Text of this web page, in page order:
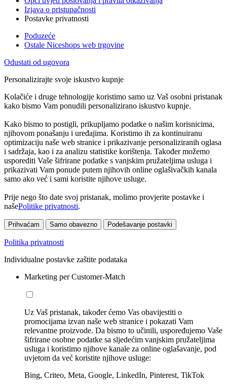
Izjava o pristupačnosti
Postavke privatnosti
Poduzeće
Ostale Niceshops web trgovine
Odustati od ugovora
Personalizirajte svoje iskustvo kupnje
Kolačiće i druge tehnologije koristimo samo uz Vaš osobni pristanak
kako bismo Vam ponudili personalizirano iskustvo kupnje.
Kako bismo to postigli, prikupljamo podatke o našim korisnicima,
njihovom ponašanju i uređajima. Koristimo ih za kontinuiranu
optimizaciju naše web stranice i prikazivanje personaliziranih oglasa
i sadržaja, kao i za analizu statistike korištenja. Također možemo
usporediti Vaše šifrirane podatke s vanjskim pružateljima usluga i
prikazivati Vam ponude putem njihovih online oglašivačkih kanala
samo ako već i sami koristite njihove usluge.
Prije nego što date svoj pristanak, molimo provjerite postavke i
našePolitike privatnosti.
Prihvaćam Samo obavezno Podešavanje postavki
Politika privatnosti
Individualne postavke zaštite podataka
Marketing per Customer-Match
Uz Vaš pristanak, također ćemo Vas obavijestiti o
promocijama izvan naše web stranice i pokazati Vam
relevantne proizvode. Da bismo to učinili, uspoređujemo Vaše
šifrirane osobne podatke sa sljedećim vanjskim pružateljima
usluga i koristimo njihove kanale za online oglašavanje, pod
uvjetom da već koristite njihove usluge:
Bing, Criteo, Meta, Google, LinkedIn, Pinterest, TikTok